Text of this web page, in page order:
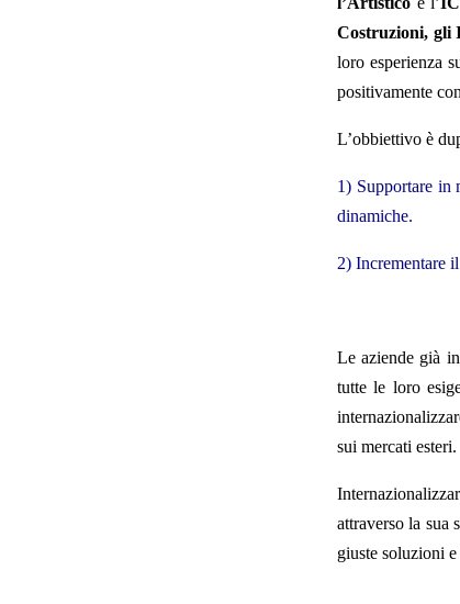
Costruzioni, gli
loro esperienza
positivamente
L’obbiettivo è
1) Supportare in
dinamiche.
2) Incrementare
Le aziende già
tutte le loro
sui mercati esteri.
attraverso la sua
giuste soluzioni